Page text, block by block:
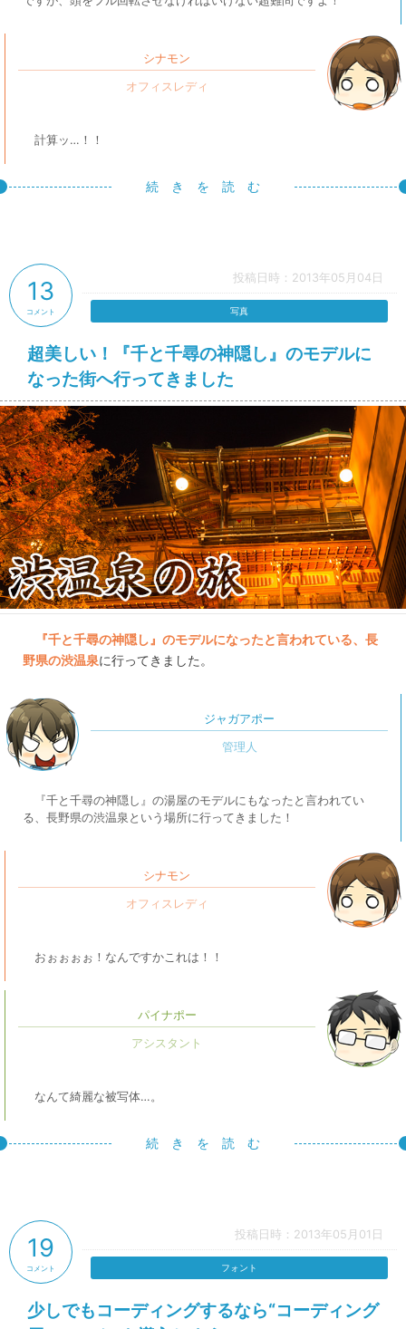
シナモン
計算ッ…！！
続 き を 読 む
投稿日時：2013年05月04日
超美しい！『千と千尋の神隠し』のモデルに
なった街へ行ってきました
13
コメント 写真
『千と千尋の神隠し』のモデルになったと言われている、長
野県の渋温泉に行ってきました。
ジャガアポー
『千と千尋の神隠し』の湯屋のモデルにもなったと言われてい
る、長野県の渋温泉という場所に行ってきました！
シナモン
おぉぉぉぉ！なんですかこれは！！
パイナポー
なんて綺麗な被写体…。
続 き を 読 む
投稿日時：2013年05月01日
少しでもコーディングするなら“コーディング
19
コメント フォント